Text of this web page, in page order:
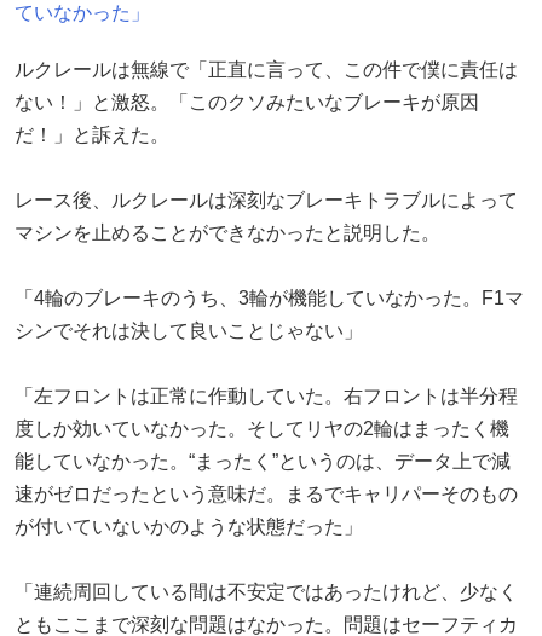
ていなかった」
ルクレールは無線で「正直に言って、この件で僕に責任は
ない！」と激怒。「このクソみたいなブレーキが原因
だ！」と訴えた。
レース後、ルクレールは深刻なブレーキトラブルによって
マシンを止めることができなかったと説明した。
「4輪のブレーキのうち、3輪が機能していなかった。F1マ
シンでそれは決して良いことじゃない」
「左フロントは正常に作動していた。右フロントは半分程
度しか効いていなかった。そしてリヤの2輪はまったく機
能していなかった。“まったく”というのは、データ上で減
速がゼロだったという意味だ。まるでキャリパーそのもの
が付いていないかのような状態だった」
「連続周回している間は不安定ではあったけれど、少なく
ともここまで深刻な問題はなかった。問題はセーフティカ